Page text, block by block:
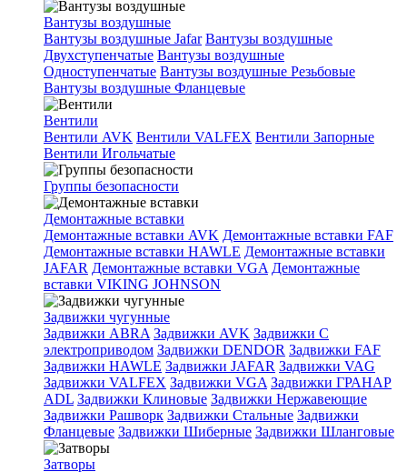
Вантузы воздушные
Вантузы воздушные Jafar Вантузы воздушные
Двухступенчатые Вантузы воздушные
Одноступенчатые Вантузы воздушные Резьбовые
Вантузы воздушные Фланцевые
Вентили
Вентили AVK Вентили VALFEX Вентили Запорные
Вентили Игольчатые
Группы безопасности
Демонтажные вставки
Демонтажные вставки AVK Демонтажные вставки FAF
Демонтажные вставки HAWLE Демонтажные вставки
JAFAR Демонтажные вставки VGA Демонтажные
вставки VIKING JOHNSON
Задвижки чугунные
Задвижки ABRA Задвижки AVK Задвижки C
электроприводом Задвижки DENDOR Задвижки FAF
Задвижки HAWLE Задвижки JAFAR Задвижки VAG
Задвижки VALFEX Задвижки VGA Задвижки ГРАНАР
ADL Задвижки Клиновые Задвижки Нержавеющие
Задвижки Рашворк Задвижки Стальные Задвижки
Фланцевые Задвижки Шиберные Задвижки Шланговые
Затворы